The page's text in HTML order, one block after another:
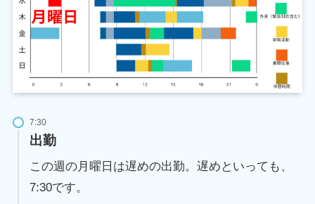
7:30
出勤
この週の月曜日は遅めの出勤。遅めといっても、
7:30です。